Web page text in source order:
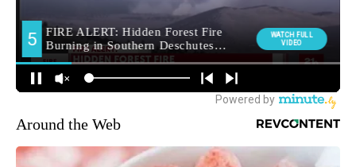
Around the Web